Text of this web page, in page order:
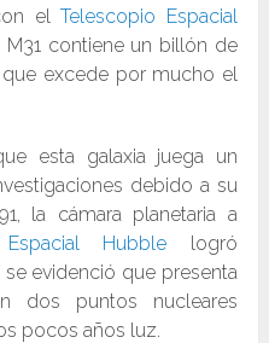
elTelescopio Espacial
contiene un billón de
excede por mucho el
esta galaxia juega un
debido a su
la cámara planetaria a
Hubble logró
evidenció que presenta
dos puntos nucleares
pocos años luz.